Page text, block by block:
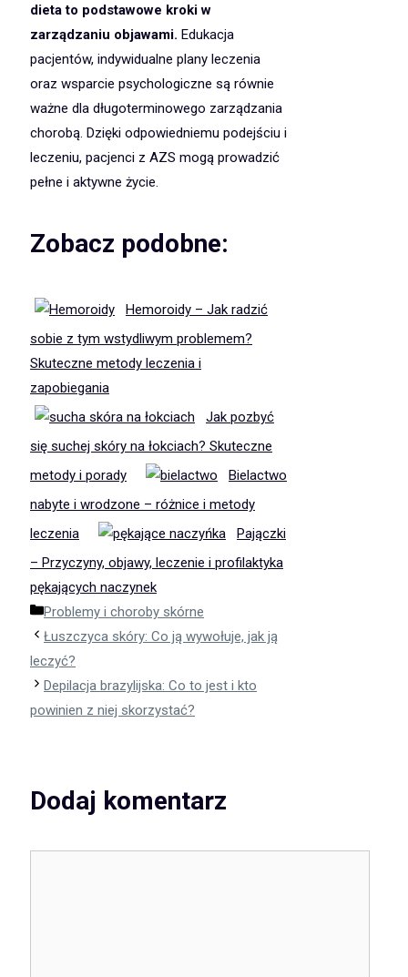
dieta to podstawowe kroki w
zarządzaniu objawami. Edukacja
pacjentów, indywidualne plany leczenia
oraz wsparcie psychologiczne są równie
ważne dla długoterminowego zarządzania
chorobą. Dzięki odpowiedniemu podejściu i
leczeniu, pacjenci z AZS mogą prowadzić
pełne i aktywne życie.
Zobacz podobne:
Hemoroidy – Jak radzić
sobie z tym wstydliwym problemem?
Skuteczne metody leczenia i
zapobiegania
Jak pozbyć
się suchej skóry na łokciach? Skuteczne
metody i porady
Bielactwo
nabyte i wrodzone – różnice i metody
leczenia
Pajączki
– Przyczyny, objawy, leczenie i profilaktyka
pękających naczynek
Kategorie
Problemy i choroby skórne
Łuszczyca skóry: Co ją wywołuje, jak ją
leczyć?
Depilacja brazylijska: Co to jest i kto
powinien z niej skorzystać?
Dodaj komentarz